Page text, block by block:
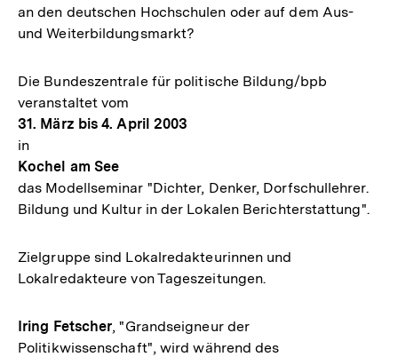
an den deutschen Hochschulen oder auf dem Aus-
und Weiterbildungsmarkt?
Die Bundeszentrale für politische Bildung/bpb
veranstaltet vom
31. März bis 4. April 2003
in
Kochel am See
das Modellseminar "Dichter, Denker, Dorfschullehrer.
Bildung und Kultur in der Lokalen Berichterstattung".
Zielgruppe sind Lokalredakteurinnen und
Lokalredakteure von Tageszeitungen.
Iring Fetscher, "Grandseigneur der
Politikwissenschaft", wird während des